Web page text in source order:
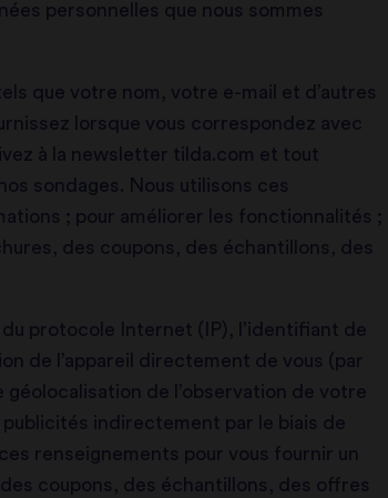
personnelles que nous sommes
que votre nom, votre e-mail et d’autres
lorsque vous correspondez avec
à la newsletter tilda.com et tout
sondages. Nous utilisons ces
; pour améliorer les fonctionnalités ;
des coupons, des échantillons, des
du protocole Internet (IP), l’identifiant de
de l’appareil directement de vous (par
de l’observation de votre
indirectement par le biais de
renseignements pour vous fournir un
coupons, des échantillons, des offres